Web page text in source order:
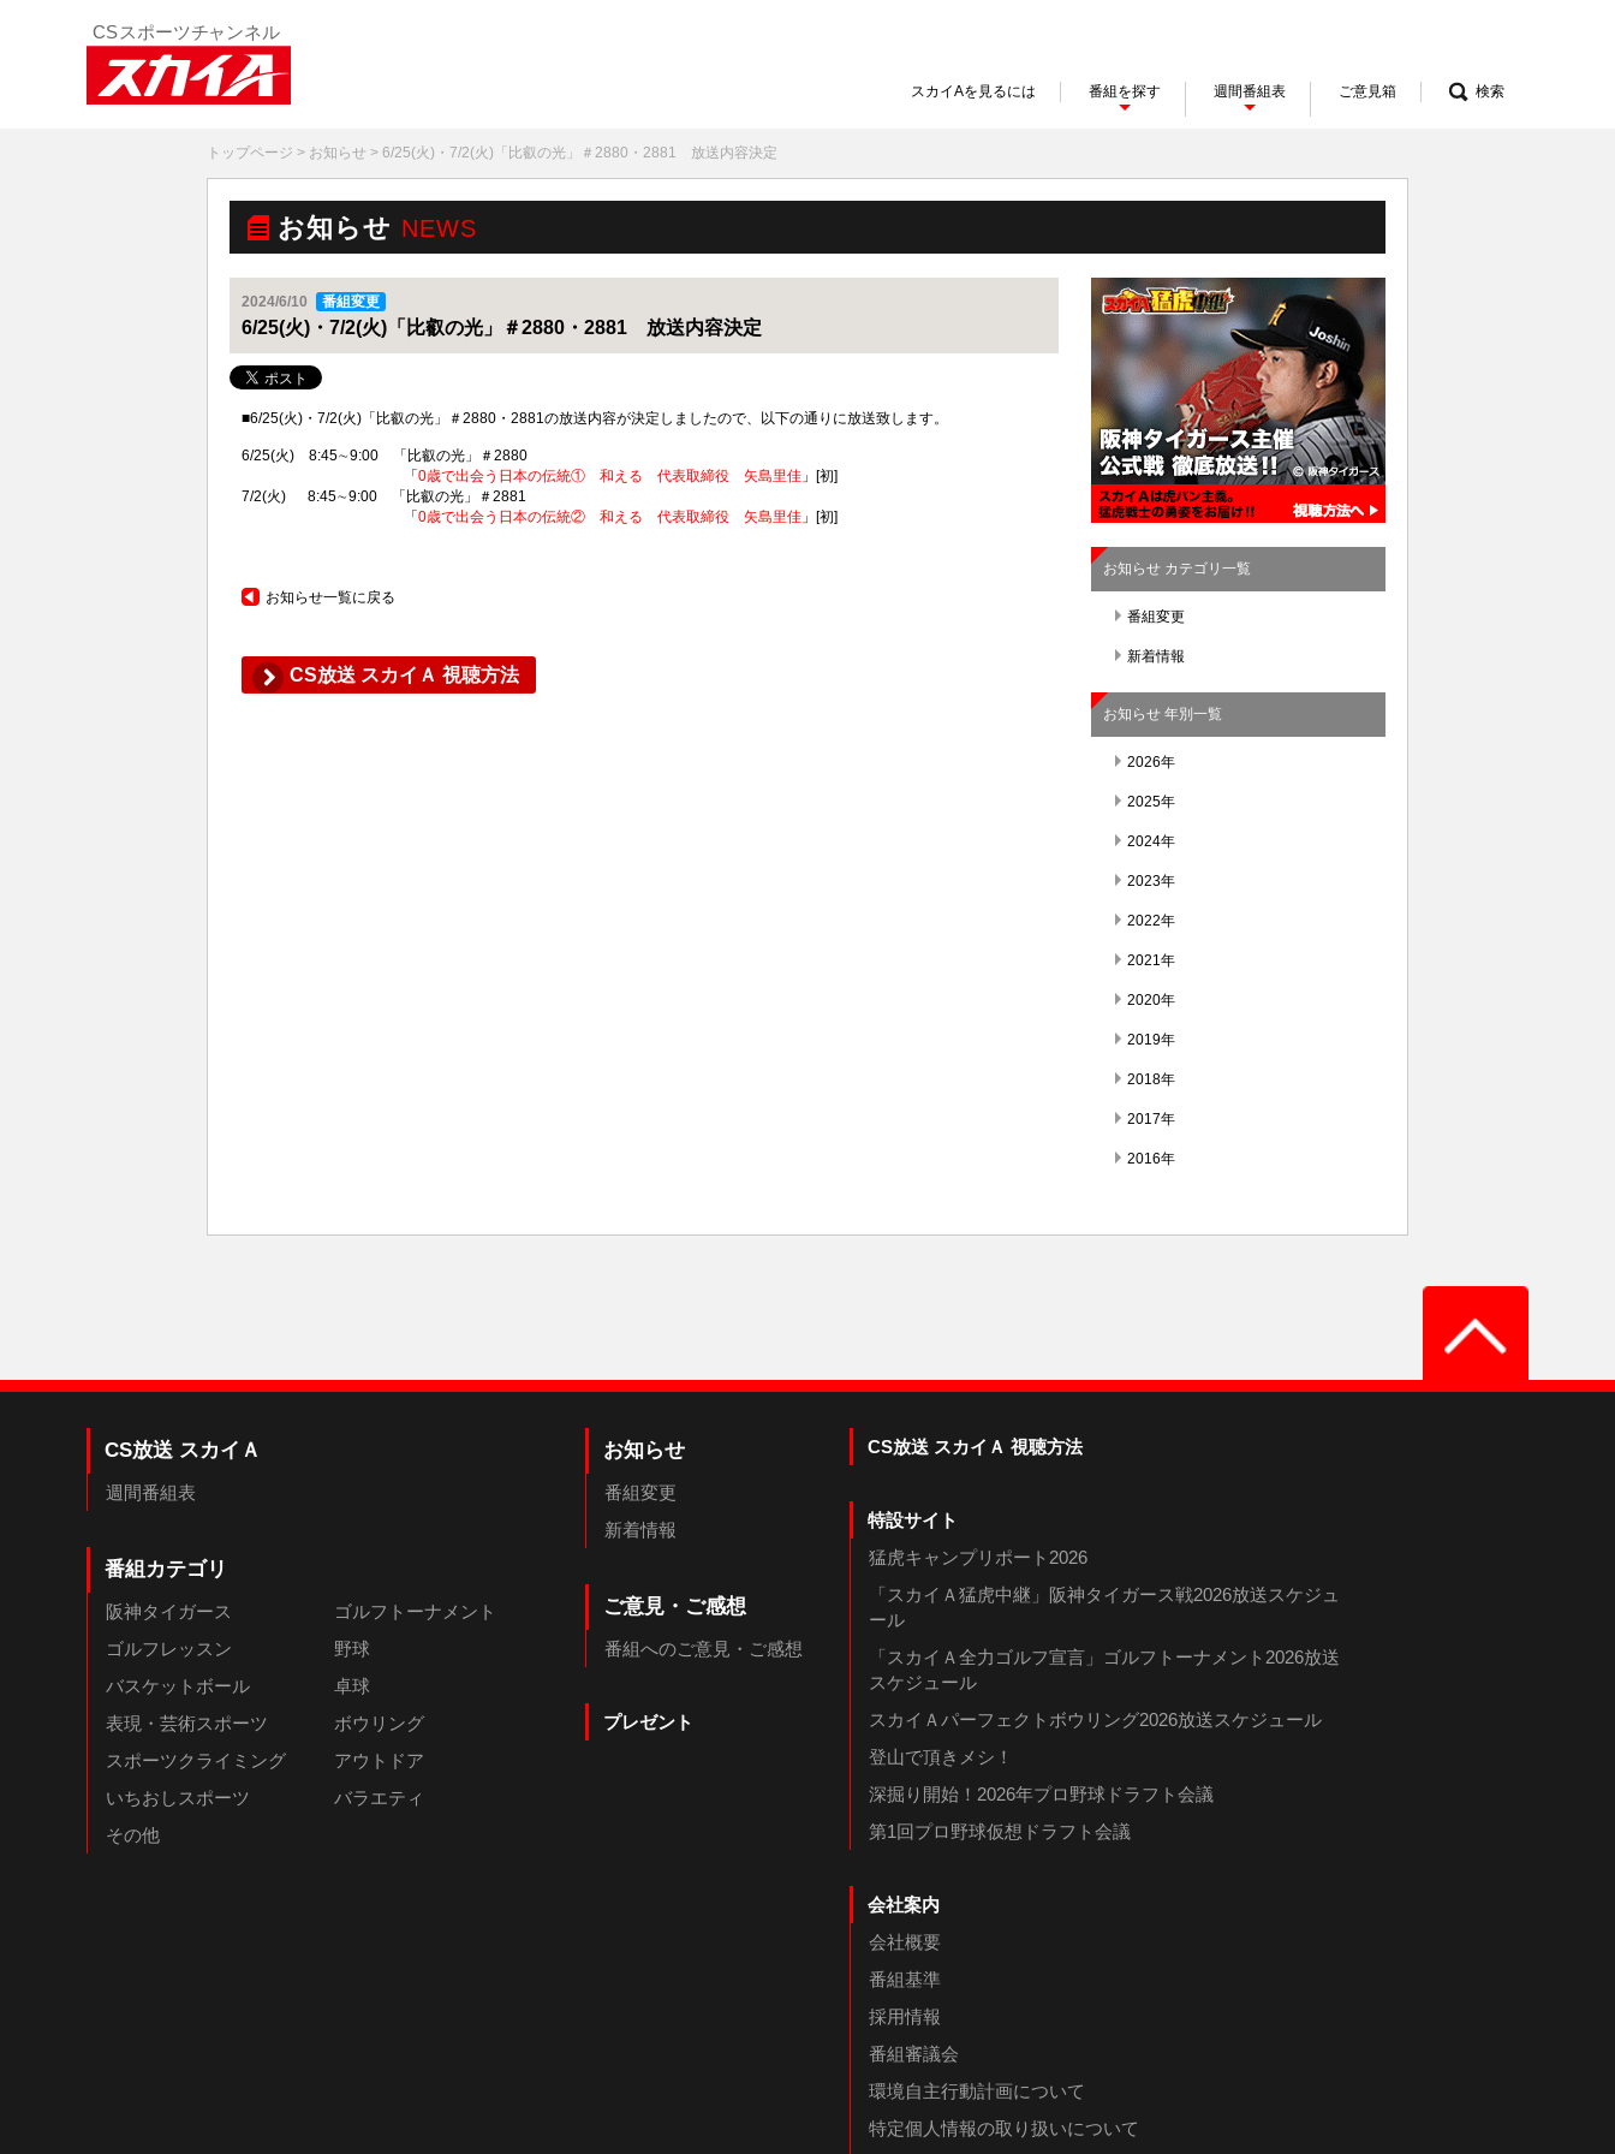
スカイAを見るには 番組を探す 週間番組表 ご意見箱 検索
トップページ > お知らせ > 6/25(火)・7/2(火)「比叡の光」＃2880・2881 放送内容決定
お知らせ NEWS
2024/6/10 番組変更
6/25(火)・7/2(火)「比叡の光」＃2880・2881 放送内容決定
■6/25(火)・7/2(火)「比叡の光」＃2880・2881の放送内容が決定しましたので、以下の通りに放送致します。
6/25(火) 8:45∼9:00 「比叡の光」＃2880
「0歳で出会う日本の伝統① 和える 代表取締役 矢島里佳 」[初]
7/2(火) 8:45∼9:00 「比叡の光」＃2881
「0歳で出会う日本の伝統② 和える 代表取締役 矢島里佳 」[初]
お知らせ一覧に戻る
CS放送 スカイＡ 視聴方法
お知らせ カテゴリ一覧
番組変更
新着情報
お知らせ 年別一覧
2026年
2025年
2024年
2023年
2022年
2021年
2020年
2019年
2018年
2017年
2016年
CS放送 スカイＡ
週間番組表
番組カテゴリ
阪神タイガース
ゴルフトーナメント
ゴルフレッスン
野球
バスケットボール
卓球
表現・芸術スポーツ
ボウリング
スポーツクライミング
アウトドア
いちおしスポーツ
バラエティ
その他
お知らせ
番組変更
新着情報
ご意見・ご感想
番組へのご意見・ご感想
プレゼント
CS放送 スカイＡ 視聴方法
特設サイト
猛虎キャンプリポート2026
「スカイＡ猛虎中継」阪神タイガース戦2026放送スケジュ
ール
「スカイＡ全力ゴルフ宣言」ゴルフトーナメント2026放送
スケジュール
スカイＡパーフェクトボウリング2026放送スケジュール
登山で頂きメシ！
深掘り開始！2026年プロ野球ドラフト会議
第1回プロ野球仮想ドラフト会議
会社案内
会社概要
番組基準
採用情報
番組審議会
環境自主行動計画について
特定個人情報の取り扱いについて